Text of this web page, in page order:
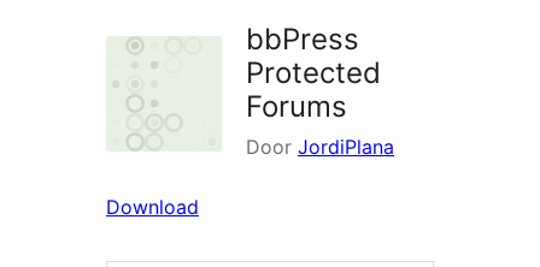
bbPress
Protected
Forums
Door JordiPlana
Download